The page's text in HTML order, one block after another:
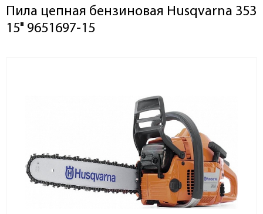
Пила цепная бензиновая Husqvarna 353
15" 9651697-15